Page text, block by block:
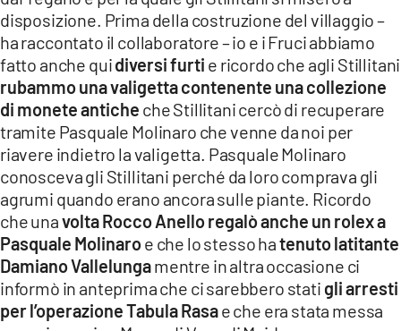
disposizione. Prima della costruzione del villaggio –
ha raccontato il collaboratore – io e i Fruci abbiamo
fatto anche quidiversi furti e ricordo che agli Stillitani
rubammo una valigetta contenente una collezione
di monete antiche che Stillitani cercò di recuperare
tramite Pasquale Molinaro che venne da noi per
riavere indietro la valigetta. Pasquale Molinaro
conosceva gli Stillitani perché da loro comprava gli
agrumi quando erano ancora sulle piante. Ricordo
che unavolta Rocco Anello regalò anche un rolex a
Pasquale Molinaroe che lo stesso hatenuto latitante
Damiano Vallelungamentre in altra occasione ci
informò in anteprima che ci sarebbero stati gli arresti
per l’operazione Tabula Rasae che era stata messa